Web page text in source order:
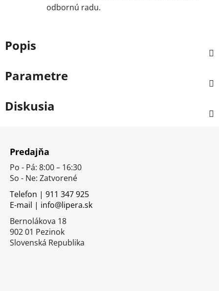
odbornú radu.
Popis
Parametre
Diskusia
Predajňa
Po - Pá: 8:00 – 16:30
So - Ne: Zatvorené
Telefon | 911 347 925
E-mail | info@lipera.sk
Bernolákova 18
902 01 Pezinok
Slovenská Republika